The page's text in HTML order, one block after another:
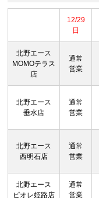
12/29
日
北野エース
MOMOテラス
店
通常
営業
北野エース
垂水店
通常
営業
北野エース
西明石店
通常
営業
北野エース
ピオレ姫路店
通常
営業